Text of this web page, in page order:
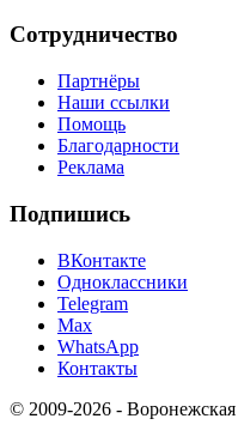
Сотрудничество
Партнёры
Наши ссылки
Помощь
Благодарности
Реклама
Подпишись
ВКонтакте
Одноклассники
Telegram
Max
WhatsApp
Контакты
© 2009-2026 -